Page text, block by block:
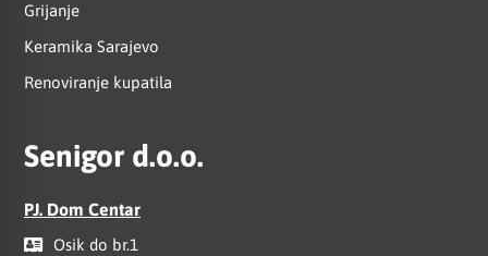
Grijanje
Keramika Sarajevo
Renoviranje kupatila
Senigor d.o.o.
PJ. Dom Centar
Osik do br.1